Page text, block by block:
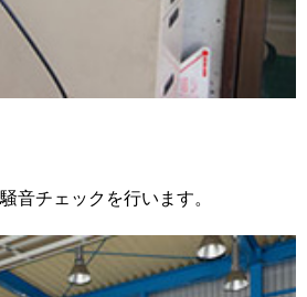
音チェックを行います。